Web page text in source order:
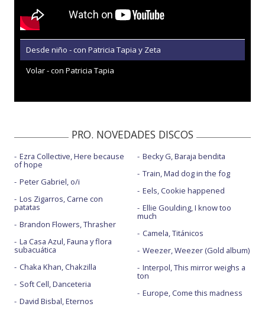
Desde niño - con Patricia Tapia y Zeta
Volar - con Patricia Tapia
PRO. NOVEDADES DISCOS
Ezra Collective, Here because
of hope
Peter Gabriel, o/i
Los Zigarros, Carne con
patatas
Brandon Flowers, Thrasher
La Casa Azul, Fauna y flora
subacuática
Chaka Khan, Chakzilla
Soft Cell, Danceteria
David Bisbal, Eternos
Becky G, Baraja bendita
Train, Mad dog in the fog
Eels, Cookie happened
Ellie Goulding, I know too
much
Camela, Titánicos
Weezer, Weezer (Gold album)
Interpol, This mirror weighs a
ton
Europe, Come this madness